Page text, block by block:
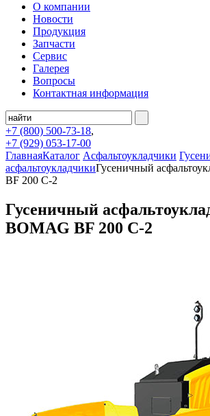
О компании
Новости
Продукция
Запчасти
Сервис
Галерея
Вопросы
Контактная информация
+7 (800) 500-73-18,
+7 (929) 053-17-00
ГлавнаяКаталог Асфальтоукладчики
асфальтоукладчикиГусеничный
BF 200 C-2
Гусеничный
BOMAG BF 200 C-2